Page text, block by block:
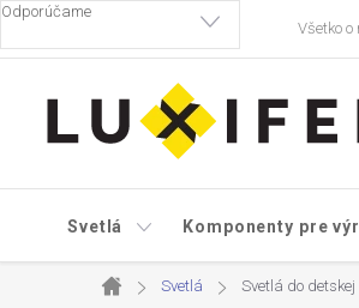
Prejsť
obsah
Všetko o
Svetlá Komponenty pre
Domov
Svetlá Svetlá do